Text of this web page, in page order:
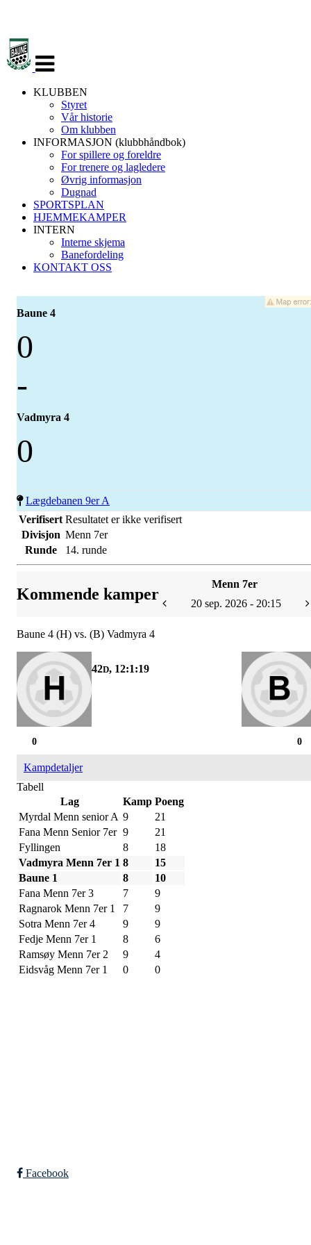
navigasjon
KLUBBEN
Styret
Vår historie
Om klubben
INFORMASJON (klubbhåndbok)
For spillere og foreldre
For trenere og lagledere
Øvrig informasjon
Dugnad
SPORTSPLAN
HJEMMEKAMPER
INTERN
Interne skjema
Banefordeling
KONTAKT OSS
Baune 4
0
-
Vadmyra 4
0
Lægdebanen 9er A
Verifisert Resultatet er ikke verifisert
Divisjon Menn 7er
Runde
14. runde
Kommende kamper
Menn 7er
20 sep. 2026 - 20:15
Baune 4 (H) vs. (B) Vadmyra 4
42D, 12:1:19
0
0
Kampdetaljer
Tabell
Lag
Kamp Poeng
Myrdal Menn senior A 9
21
Fana Menn Senior 7er 9
21
Fyllingen
8
18
Vadmyra Menn 7er 1 8
15
Baune 1
8
10
Fana Menn 7er 3
7
9
Ragnarok Menn 7er 1
7
9
Sotra Menn 7er 4
9
9
Fedje Menn 7er 1
8
6
Ramsøy Menn 7er 2
9
4
Eidsvåg Menn 7er 1
0 0
Facebook